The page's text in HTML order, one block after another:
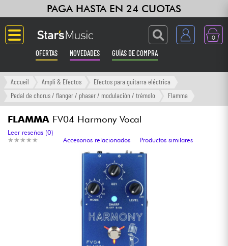
PAGA HASTA EN 24 CUOTAS
0
OFERTAS NOVEDADES GUÍAS DE COMPRA
Langue
Ampli & Efectos
Sintetizadores & samplers
Accueil Ampli & Efectos
Efectos para guitarra eléctrica
Pedal de chorus / flanger / phaser / modulación / trémolo
Flamma
FLAMMA FV04 Harmony Vocal
★ ★ ★ ★ ★
★ ★ ★ ★ ★
Leer reseñas (0)
Accesorios relacionados
Productos similares